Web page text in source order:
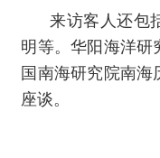
来访客人还包
明等。华阳海洋研
国南海研究院南海
座谈。